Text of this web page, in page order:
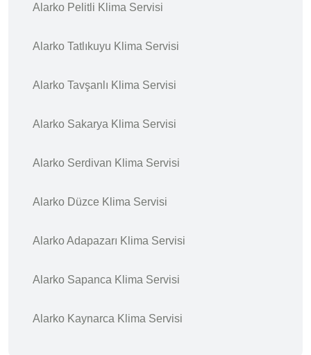
Alarko Pelitli Klima Servisi
Alarko Tatlıkuyu Klima Servisi
Alarko Tavşanlı Klima Servisi
Alarko Sakarya Klima Servisi
Alarko Serdivan Klima Servisi
Alarko Düzce Klima Servisi
Alarko Adapazarı Klima Servisi
Alarko Sapanca Klima Servisi
Alarko Kaynarca Klima Servisi